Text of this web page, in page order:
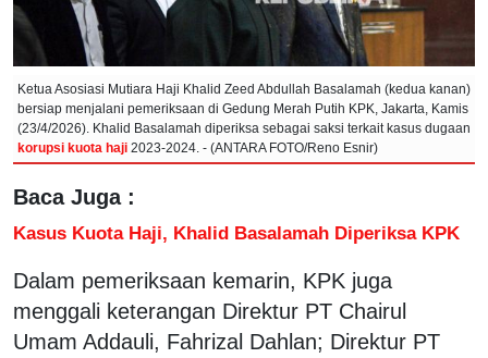
Ketua Asosiasi Mutiara Haji Khalid Zeed Abdullah Basalamah (kedua kanan)
bersiap menjalani pemeriksaan di Gedung Merah Putih KPK, Jakarta, Kamis
(23/4/2026). Khalid Basalamah diperiksa sebagai saksi terkait kasus dugaan
korupsi kuota haji 2023-2024. - (ANTARA FOTO/Reno Esnir)
Baca Juga :
Kasus Kuota Haji, Khalid Basalamah Diperiksa KPK
Dalam pemeriksaan kemarin, KPK juga
menggali keterangan Direktur PT Chairul
Umam Addauli, Fahrizal Dahlan; Direktur PT